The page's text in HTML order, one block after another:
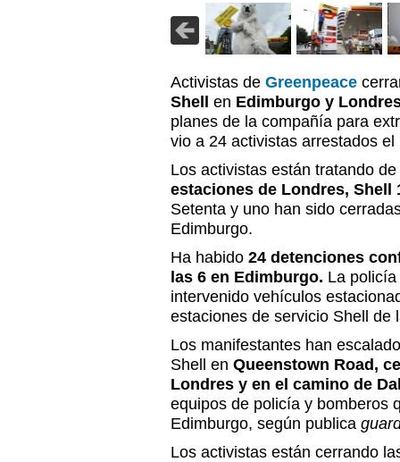
Activistas de Greenpeace
Shell
en Edimburgo y
planes de la compañía para
vio a 24 activistas arrestados el
Los activistas están tratando
estaciones de Londres, Shell
Setenta y uno han sido
Edimburgo.
Ha habido 24 detenciones
las 6 en Edimburgo. La
intervenido vehículos
estaciones de servicio Shell de
Los manifestantes han
Shell en Queenstown Road,
Londres y en el camino de
equipos de policía y bomberos
Edimburgo, según publica
Los activistas están cerrando